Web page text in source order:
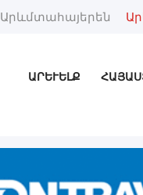
Արևմտահայերեն
ԱՐԵՒԵԼՔ